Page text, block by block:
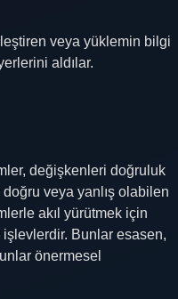
veya yüklemin bilgi
aldılar.
değişkenleri doğruluk
veya yanlış olabilen
akıl yürütmek için
Bunlar esasen,
önermesel